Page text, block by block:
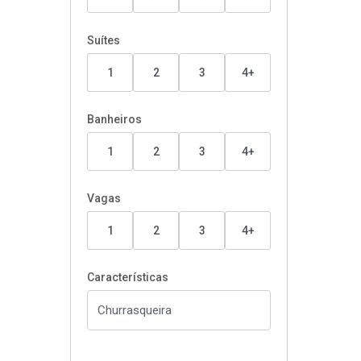
Suítes
1 2 3 4+
Banheiros
1 2 3 4+
Vagas
1 2 3 4+
Características